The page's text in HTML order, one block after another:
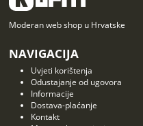
Moderan web shop u Hrvatske
NAVIGACIJA
Uvjeti korištenja
Odustajanje od ugovora
Informacije
Dostava-plaćanje
Kontakt